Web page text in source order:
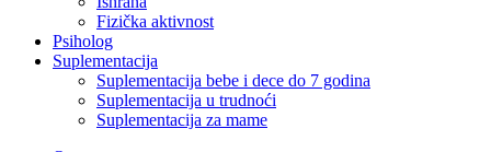
Fizička aktivnost
Psiholog
Suplementacija
Suplementacija bebe i dece do 7 godina
Suplementacija u trudnoći
Suplementacija za mame